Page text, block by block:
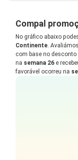
Compal
No gráfico abaixo
Continente .
com base no
na semana 26 e
favorável ocorreu na